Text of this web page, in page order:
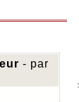
- par